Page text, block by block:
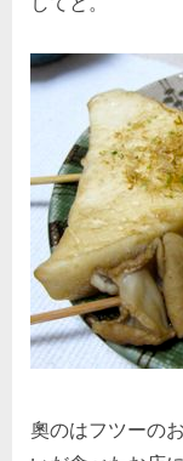
奧のはフツーの